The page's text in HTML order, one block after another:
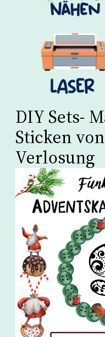
DIY Sets-
Sticken
Verlosung